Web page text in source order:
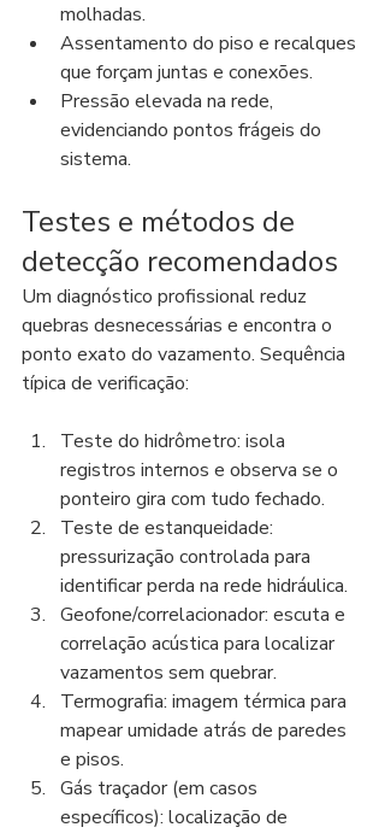
molhadas.
Assentamento do piso e recalques
que forçam juntas e conexões.
Pressão elevada na rede,
evidenciando pontos frágeis do
sistema.
Testes e métodos de
detecção recomendados
Um diagnóstico profissional reduz
quebras desnecessárias e encontra o
ponto exato do vazamento. Sequência
típica de verificação:
Teste do hidrômetro: isola
registros internos e observa se o
ponteiro gira com tudo fechado.
Teste de estanqueidade:
pressurização controlada para
identificar perda na rede hidráulica.
Geofone/correlacionador: escuta e
correlação acústica para localizar
vazamentos sem quebrar.
Termografia: imagem térmica para
mapear umidade atrás de paredes
e pisos.
Gás traçador (em casos
específicos): localização de